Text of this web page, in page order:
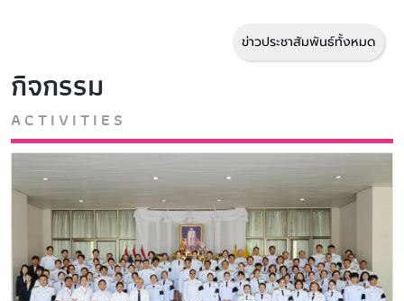
ข่าวประชาสัมพันธ์ทั้งหมด
กิจกรรม
ACTIVITIES